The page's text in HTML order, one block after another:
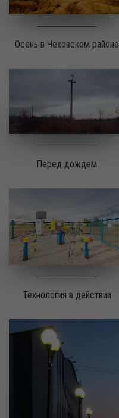
Осень в Чеховском районе
Перед дождем
Технология в действии